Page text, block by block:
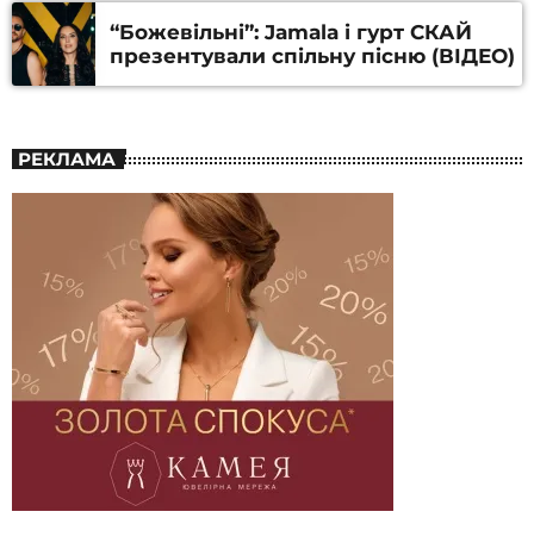
“Божевільні”: Jamala і гурт СКАЙ
презентували спільну пісню (ВІДЕО)
РЕКЛАМА